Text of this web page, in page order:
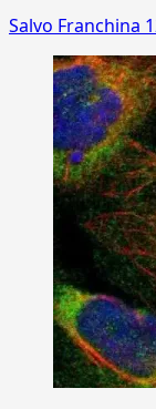
Salvo Franchina